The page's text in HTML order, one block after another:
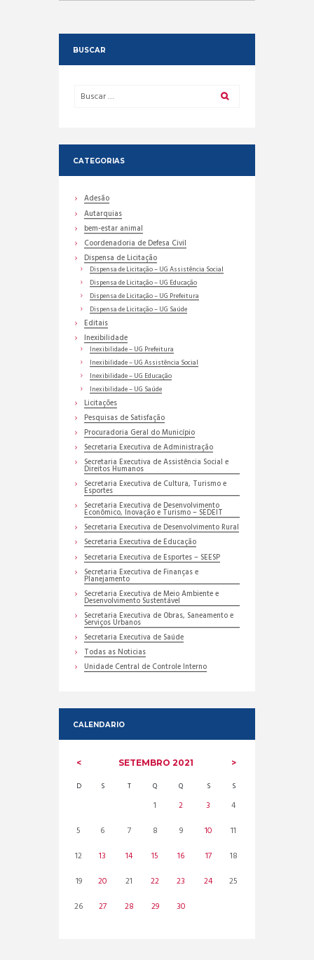
BUSCAR
CATEGORIAS
Adesão
Autarquias
bem-estar animal
Coordenadoria de Defesa Civil
Dispensa de Licitação
Dispensa de Licitação – UG Assistência Social
Dispensa de Licitação – UG Educação
Dispensa de Licitação – UG Prefeitura
Dispensa de Licitação – UG Saúde
Editais
Inexibilidade
Inexibilidade – UG Prefeitura
Inexibilidade – UG Assistência Social
Inexibilidade – UG Educação
Inexibilidade – UG Saúde
Licitações
Pesquisas de Satisfação
Procuradoria Geral do Município
Secretaria Executiva de Administração
Secretaria Executiva de Assistência Social e
Direitos Humanos
Secretaria Executiva de Cultura, Turismo e
Esportes
Secretaria Executiva de Desenvolvimento
Econômico, Inovação e Turismo – SEDEIT
Secretaria Executiva de Desenvolvimento Rural
Secretaria Executiva de Educação
Secretaria Executiva de Esportes – SEESP
Secretaria Executiva de Finanças e
Planejamento
Secretaria Executiva de Meio Ambiente e
Desenvolvimento Sustentável
Secretaria Executiva de Obras, Saneamento e
Serviços Urbanos
Secretaria Executiva de Saúde
Todas as Noticias
Unidade Central de Controle Interno
CALENDARIO
SETEMBRO 2021
D S T Q Q S S
1 2 3
4
5
6 7 8 9 10
11
12
13 14 15 16 17
18
19
20 21 22 23 24
25
26
27 28 29 30